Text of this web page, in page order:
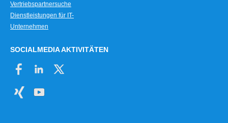
Vertriebspartnersuche
Dienstleistungen für IT-
Unternehmen
SOCIALMEDIA AKTIVITÄTEN